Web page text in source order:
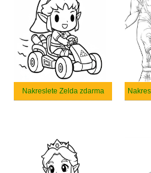
Nakreslete Zelda zdarma